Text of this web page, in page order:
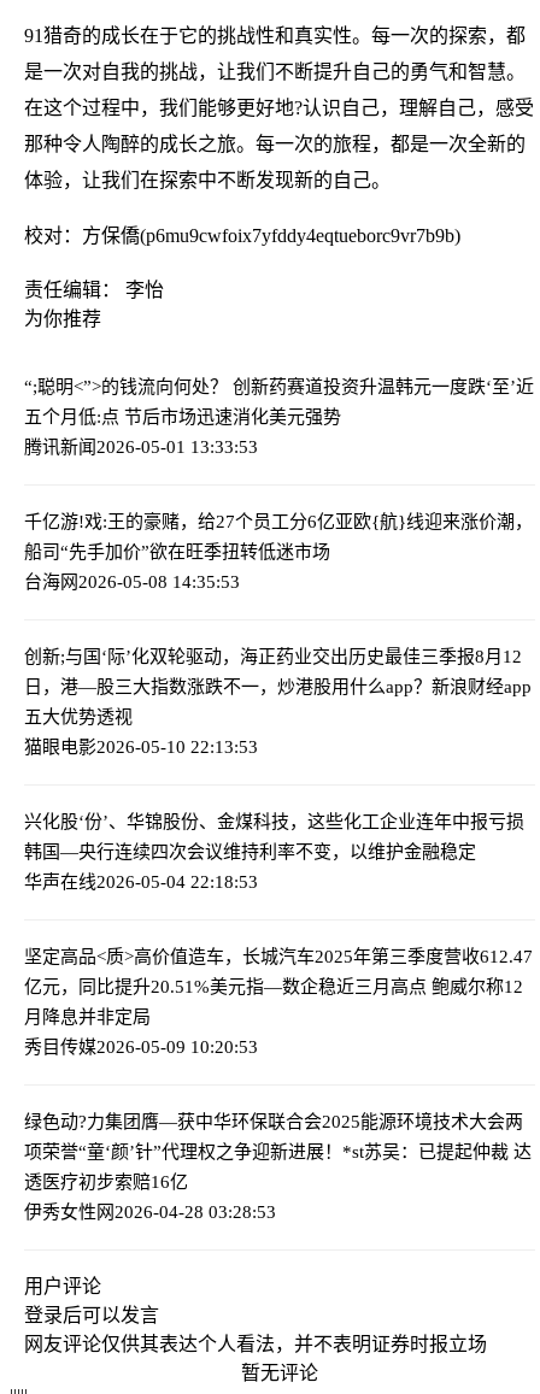
91猎奇的成长在于它的挑战性和真实性。每一次的探索，都
是一次对自我的挑战，让我们不断提升自己的勇气和智慧。
在这个过程中，我们能够更好地?认识自己，理解自己，感受
那种令人陶醉的成长之旅。每一次的旅程，都是一次全新的
体验，让我们在探索中不断发现新的自己。
校对：方保僑(p6mu9cwfoix7yfddy4eqtueborc9vr7b9b)
责任编辑： 李怡
为你推荐
“;聪明<”>的钱流向何处？ 创新药赛道投资升温韩元一度跌‘至’近
五个月低:点 节后市场迅速消化美元强势
腾讯新闻2026-05-01 13:33:53
千亿游!戏:王的豪赌，给27个员工分6亿亚欧{航}线迎来涨价潮，
船司“先手加价”欲在旺季扭转低迷市场
台海网2026-05-08 14:35:53
创新;与国‘际’化双轮驱动，海正药业交出历史最佳三季报8月12
日，港—股三大指数涨跌不一，炒港股用什么app？新浪财经app
五大优势透视
猫眼电影2026-05-10 22:13:53
兴化股‘份’、华锦股份、金煤科技，这些化工企业连年中报亏损
韩国—央行连续四次会议维持利率不变，以维护金融稳定
华声在线2026-05-04 22:18:53
坚定高品<质>高价值造车，长城汽车2025年第三季度营收612.47
亿元，同比提升20.51%美元指—数企稳近三月高点 鲍威尔称12
月降息并非定局
秀目传媒2026-05-09 10:20:53
绿色动?力集团膺—获中华环保联合会2025能源环境技术大会两
项荣誉“童‘颜’针”代理权之争迎新进展！*st苏吴：已提起仲裁 达
透医疗初步索赔16亿
伊秀女性网2026-04-28 03:28:53
用户评论
登录后可以发言
网友评论仅供其表达个人看法，并不表明证券时报立场
暂无评论